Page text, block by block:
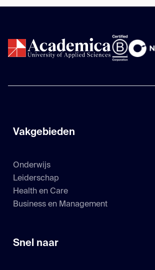
Vakgebieden
Onderwijs
Leiderschap
Health en Care
Business en Management
Snel naar